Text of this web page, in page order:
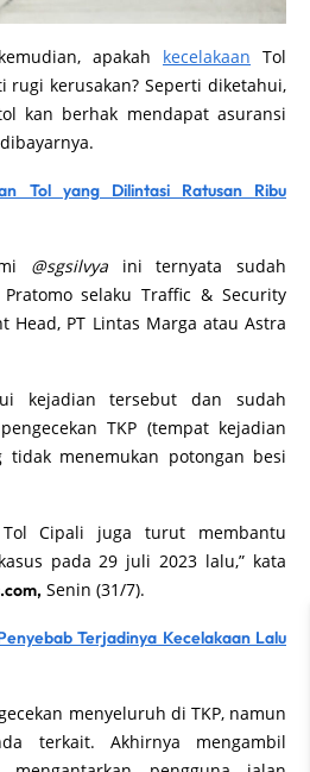
apakah kecelakaan Tol
kerusakan? Seperti diketahui,
kan berhak mendapat asuransi
Tol yang Dilintasi Ratusan Ribu
@sgsilvya ini ternyata sudah
selaku Traffic & Security
Head, PT Lintas Marga atau Astra
kejadian tersebut dan sudah
TKP (tempat kejadian
tidak menemukan potongan besi
Cipali juga turut membantu
pada 29 juli 2023 lalu,” kata
Senin (31/7).
Terjadinya Kecelakaan Lalu
menyeluruh di TKP, namun
terkait. Akhirnya mengambil